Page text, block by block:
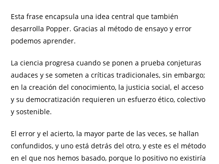
Esta frase encapsula una idea central que también
desarrolla Popper. Gracias al método de ensayo y error
podemos aprender.
La ciencia progresa cuando se ponen a prueba conjeturas
audaces y se someten a críticas tradicionales, sin embargo;
en la creación del conocimiento, la justicia social, el acceso
y su democratización requieren un esfuerzo ético, colectivo
y sostenible.
El error y el acierto, la mayor parte de las veces, se hallan
confundidos, y uno está detrás del otro, y este es el método
en el que nos hemos basado, porque lo positivo no existiría